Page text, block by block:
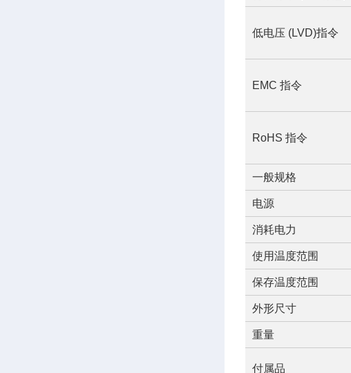
低电压 (LVD)指令
EMC 指令
RoHS 指令
一般规格
电源
消耗电力
使用温度范围
保存温度范围
外形尺寸
重量
付属品